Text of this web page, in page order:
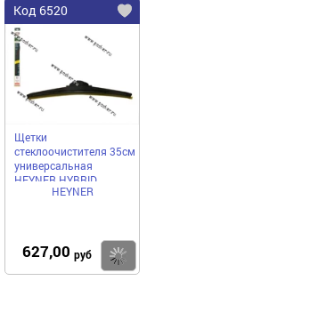
Код 6520
Щетки
стеклоочистителя 35см
универсальная
HEYNER HYBRID
гибриднаяHEYNER
627,00 руб